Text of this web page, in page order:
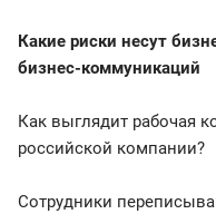
Какие риски несут
бизнес-коммуникаций
Как выглядит рабочая
российской компании?
Сотрудники